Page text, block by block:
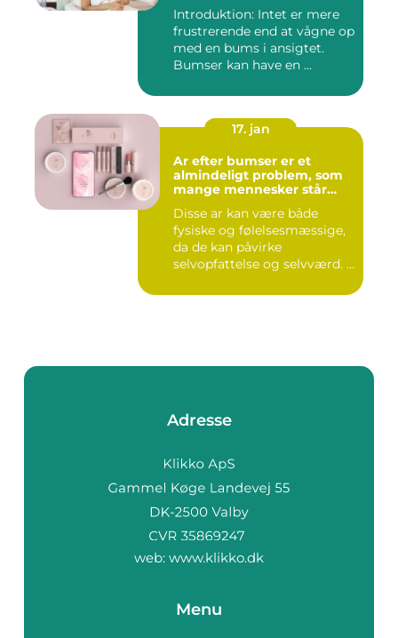
Introduktion: Intet er mere
frustrerende end at vågne op
med en bums i ansigtet.
Bumser kan have en ...
17. jan
Ar efter bumser er et
almindeligt problem, som
mange mennesker står
Disse ar kan være både
fysiske og følelsesmæssige,
da de kan påvirke
selvopfattelse og selvværd. I
Adresse
web: www.klikko.dk
Menu